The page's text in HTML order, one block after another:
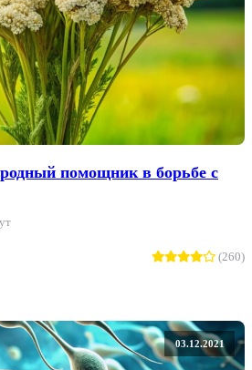
помощник в борьбе с
(260)
03.12.2021